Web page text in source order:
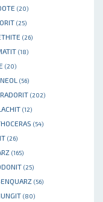
(20)
(25)
(26)
(18)
(20)
(56)
(202)
(12)
(54)
(26)
(165)
(25)
(56)
(80)